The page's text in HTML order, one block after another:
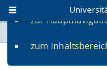
zur
zum
www.uni-
Referat IV/5 -